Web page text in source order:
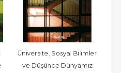
Üniversite, Sosyal Bilimler
ve Düşünce Dünyamız